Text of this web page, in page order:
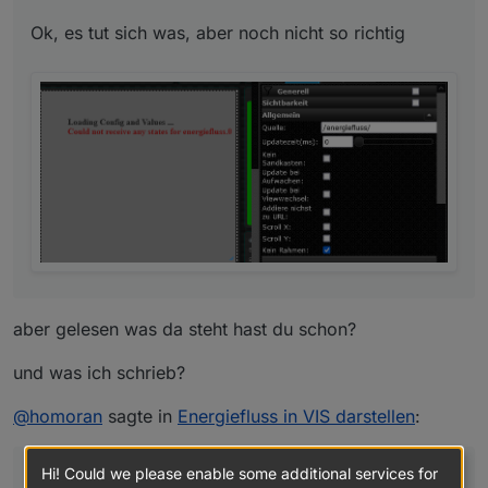
Ok, es tut sich was, aber noch nicht so richtig
aber gelesen was da steht hast du schon?
und was ich schrieb?
@homoran sagte in Energiefluss in VIS darstellen:
kann aber sein, dass du
Hi! Could we please enable some additional services for